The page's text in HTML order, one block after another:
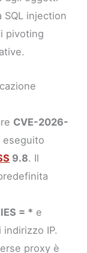
SQL injection
pivoting
CVE-2026-
eseguito
9.8. Il
= * e
IP.
proxy è